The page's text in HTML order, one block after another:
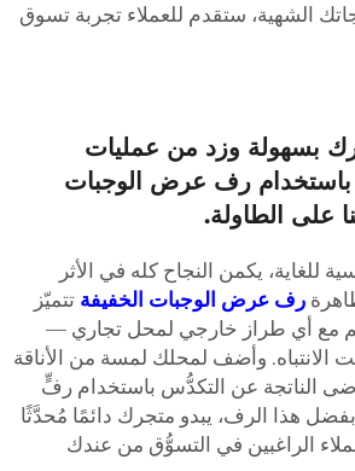
الشهية، ستقدم للعملاء تجربة تسوق
بسهولة وزد من عمليات
باستخدام رف عرض الوجبات
على الطاولة.
للغاية، يكمن النجاح كله في الأثر
رف عرض الوجبات الخفيفةتتميّز
أي طراز خارجي لمحل تجاري —
وأضف لمحلك لمسة من الأناقة
الناتجة عن التكدُّس باستخدام رفٍّ
هذا الرف، يبدو متجرك دائمًا مُحدَّثًا
الراغبين في التسوُّق من عندك